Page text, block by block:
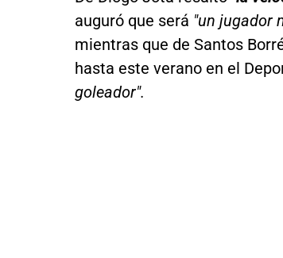
auguró que será "un jugador
mientras que de Santos
hasta este verano en el
goleador".